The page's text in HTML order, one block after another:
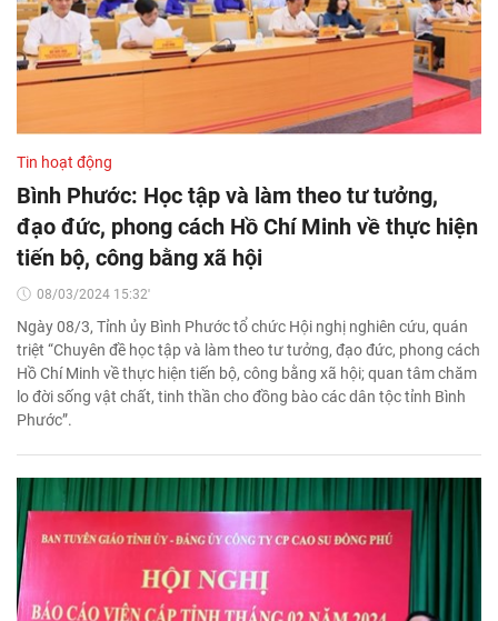
Tin hoạt động
Bình Phước: Học tập và làm theo tư tưởng,
đạo đức, phong cách Hồ Chí Minh về thực hiện
tiến bộ, công bằng xã hội
08/03/2024 15:32'
Ngày 08/3, Tỉnh ủy Bình Phước tổ chức Hội nghị nghiên cứu, quán
triệt “Chuyên đề học tập và làm theo tư tưởng, đạo đức, phong cách
Hồ Chí Minh về thực hiện tiến bộ, công bằng xã hội; quan tâm chăm
lo đời sống vật chất, tinh thần cho đồng bào các dân tộc tỉnh Bình
Phước”.